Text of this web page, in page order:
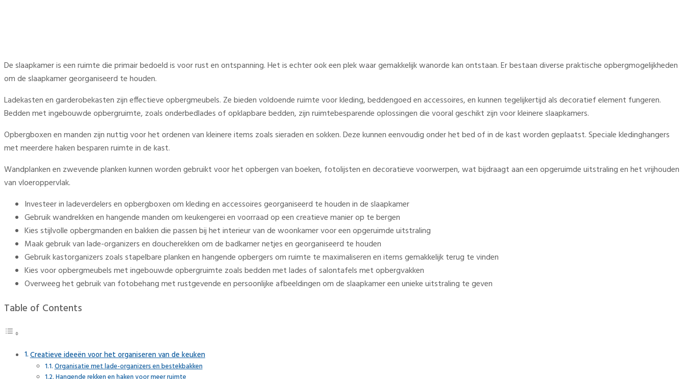
De slaapkamer is een ruimte die primair bedoeld is voor rust en ontspanning. Het is echter ook een plek waar gemakkelijk wanorde kan ontstaan. Er bestaan diverse praktische opbergmogelijkheden
om de slaapkamer georganiseerd te houden.
Ladekasten en garderobekasten zijn effectieve opbergmeubels. Ze bieden voldoende ruimte voor kleding, beddengoed en accessoires, en kunnen tegelijkertijd als decoratief element fungeren.
Bedden met ingebouwde opbergruimte, zoals onderbedlades of opklapbare bedden, zijn ruimtebesparende oplossingen die vooral geschikt zijn voor kleinere slaapkamers.
Opbergboxen en manden zijn nuttig voor het ordenen van kleinere items zoals sieraden en sokken. Deze kunnen eenvoudig onder het bed of in de kast worden geplaatst. Speciale kledinghangers
met meerdere haken besparen ruimte in de kast.
Wandplanken en zwevende planken kunnen worden gebruikt voor het opbergen van boeken, fotolijsten en decoratieve voorwerpen, wat bijdraagt aan een opgeruimde uitstraling en het vrijhouden
van vloeroppervlak.
Investeer in ladeverdelers en opbergboxen om kleding en accessoires georganiseerd te houden in de slaapkamer
Gebruik wandrekken en hangende manden om keukengerei en voorraad op een creatieve manier op te bergen
Kies stijlvolle opbergmanden en bakken die passen bij het interieur van de woonkamer voor een opgeruimde uitstraling
Maak gebruik van lade-organizers en doucherekken om de badkamer netjes en georganiseerd te houden
Gebruik kastorganizers zoals stapelbare planken en hangende opbergers om ruimte te maximaliseren en items gemakkelijk terug te vinden
Kies voor opbergmeubels met ingebouwde opbergruimte zoals bedden met lades of salontafels met opbergvakken
Overweeg het gebruik van fotobehang met rustgevende en persoonlijke afbeeldingen om de slaapkamer een unieke uitstraling te geven
Table of Contents
Creatieve ideeën voor het organiseren van de keuken
Organisatie met lade-organizers en bestekbakken